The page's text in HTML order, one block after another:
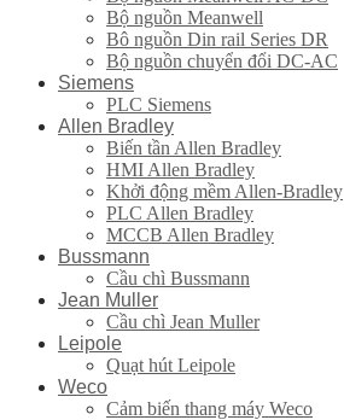
Bộ nguồn Meanwell
Bô nguồn Din rail Series DR
Bộ nguồn chuyển đổi DC-AC
Siemens
PLC Siemens
Allen Bradley
Biến tần Allen Bradley
HMI Allen Bradley
Khởi động mềm Allen-Bradley
PLC Allen Bradley
MCCB Allen Bradley
Bussmann
Cầu chì Bussmann
Jean Muller
Cầu chì Jean Muller
Leipole
Quạt hút Leipole
Weco
Cảm biến thang máy Weco